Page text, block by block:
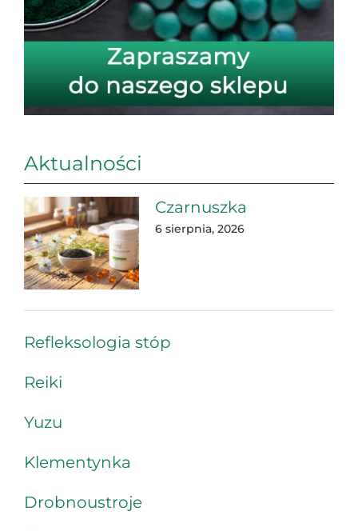
Aktualności
Czarnuszka
6 sierpnia, 2026
Refleksologia stóp
Reiki
Yuzu
Klementynka
Drobnoustroje